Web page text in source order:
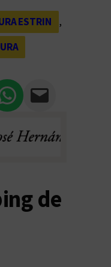
ESTRIN
,
Compartir vía Email
de